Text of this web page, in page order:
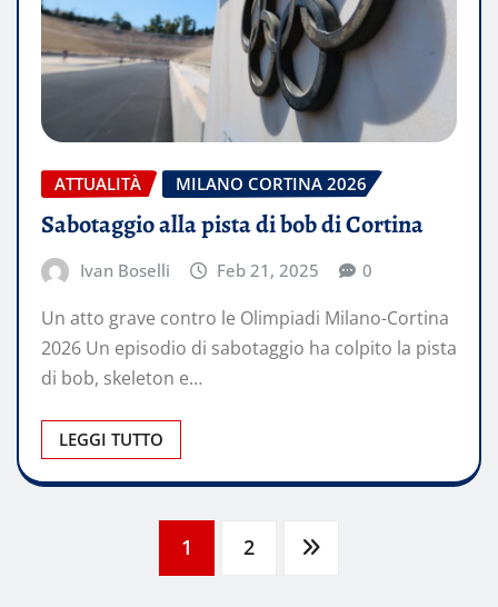
ATTUALITÀ MILANO CORTINA 2026
Sabotaggio alla pista di bob di Cortina
Ivan Boselli Feb 21, 2025 0
Un atto grave contro le Olimpiadi Milano-Cortina
2026 Un episodio di sabotaggio ha colpito la pista
di bob, skeleton e…
LEGGI TUTTO
Paginazione
1 2